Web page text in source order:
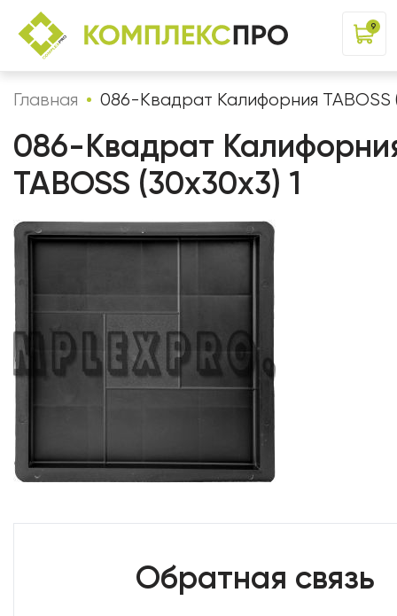
9
Главная 086-Квадрат Калифорния TABOSS
086-Квадрат
TABOSS (30х30х3) 1
Обратная связь